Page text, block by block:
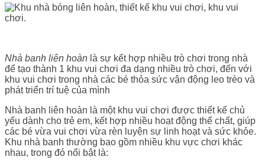
Nhà banh liên hoàn là sự kết hợp nhiều trò chơi trong nhà
để tạo thành 1 khu vui chơi đa dạng nhiều trò chơi, đến với
khu vui chơi trong nhà các bé thỏa sức vận động leo trèo và
phát triển trí tuệ của mình
Nhà banh liên hoàn là một khu vui chơi được thiết kế chủ
yếu dành cho trẻ em, kết hợp nhiều hoạt động thể chất, giúp
các bé vừa vui chơi vừa rèn luyện sự linh hoạt và sức khỏe.
Khu nhà banh thường bao gồm nhiều khu vực chơi khác
nhau, trong đó nổi bật là: